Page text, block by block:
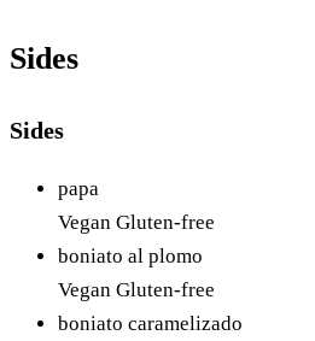
Sides
Sides
papa
Vegan Gluten-free
boniato al plomo
Vegan Gluten-free
boniato caramelizado